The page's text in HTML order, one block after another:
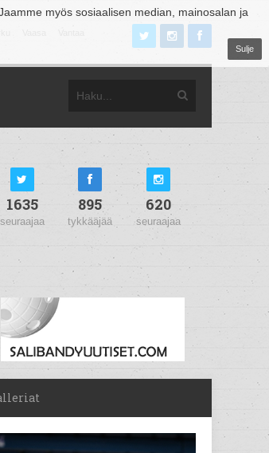
myös sosiaalisen median, mainosalan ja
Sulje
1635
seuraajaa
895
tykkääjää
620
seuraajaa